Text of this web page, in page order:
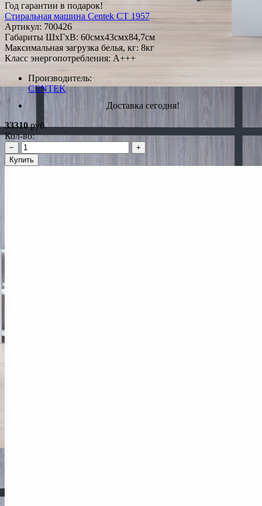
Год гарантии в подарок!
Стиральная машина Centek CT 1957
Артикул: 700426
Габариты ШxГxВ: 60смx43смx84,7см
Максимальная загрузка белья, кг: 8кг
Класс энергопотребления: A+++
Производитель:
CENTEK
Доставка сегодня!
33310руб.
Кол-во:
−
+
Купить